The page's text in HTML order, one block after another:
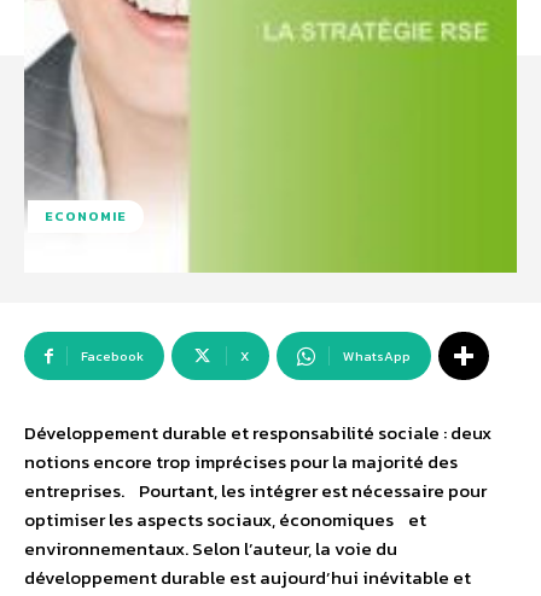
ECONOMIE
Facebook X WhatsApp
Développement durable et responsabilité sociale : deux
notions encore trop imprécises pour la majorité des
entreprises. Pourtant, les intégrer est nécessaire pour
optimiser les aspects sociaux, économiques et
environnementaux. Selon l’auteur, la voie du
développement durable est aujourd’hui inévitable et